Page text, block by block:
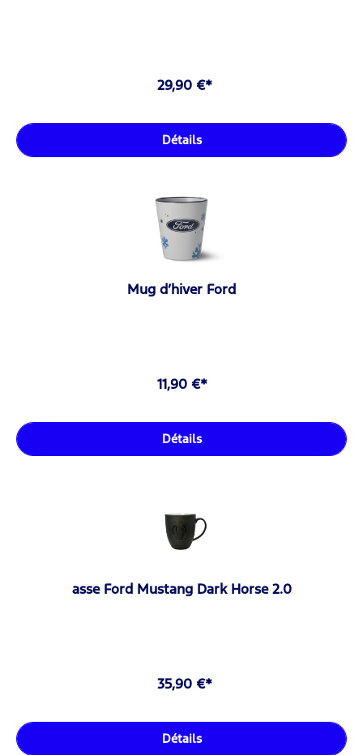
29,90 €*
Détails
Mug d’hiver Ford
11,90 €*
Détails
asse Ford Mustang Dark Horse 2.0
35,90 €*
Détails